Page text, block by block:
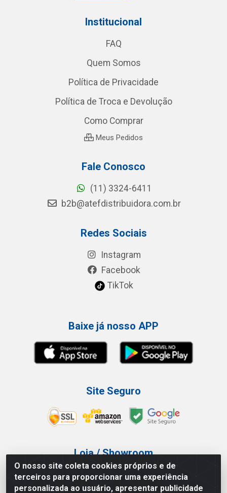
O nosso site coleta cookies próprios e de
terceiros para proporcionar uma experiência
personalizada ao usuário, apresentar publicidade
Institucional
FAQ
Quem Somos
Política de Privacidade
Política de Troca e Devolução
Como Comprar
Meus Pedidos
Fale Conosco
(11) 3324-6411
b2b@atefdistribuidora.com.br
Redes Sociais
Instagram
Facebook
TikTok
Baixe já nosso APP
Site Seguro
Loja / Showroom
Tel.: (11) 3227-0546
Av Vautier, 587/597 - Pari - São Paulo/SP